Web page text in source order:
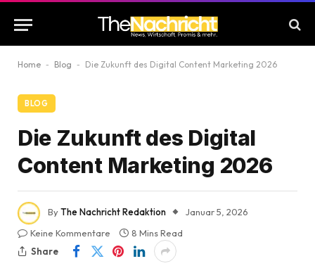
Home - Blog - Die Zukunft des Digital Content Marketing 2026
BLOG
Die Zukunft des Digital
Content Marketing 2026
ByThe Nachricht Redaktion
Januar 5, 2026
Keine Kommentare
8 Mins Read
Share